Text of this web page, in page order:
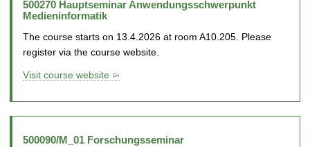
500270 Hauptseminar Anwendungsschwerpunkt
Medieninformatik
The course starts on 13.4.2026 at room A10.205. Please
register via the course website.
Visit course website
500090/M_01 Forschungsseminar